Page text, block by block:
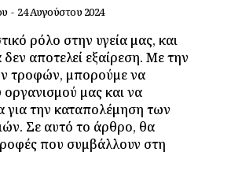
- 24 Αυγούστου 2024
ρόλο στην υγεία μας, και
αποτελεί εξαίρεση. Με την
τροφών, μπορούμε να
μας και να
για την καταπολέμηση των
Σε αυτό το άρθρο, θα
που συμβάλλουν στη